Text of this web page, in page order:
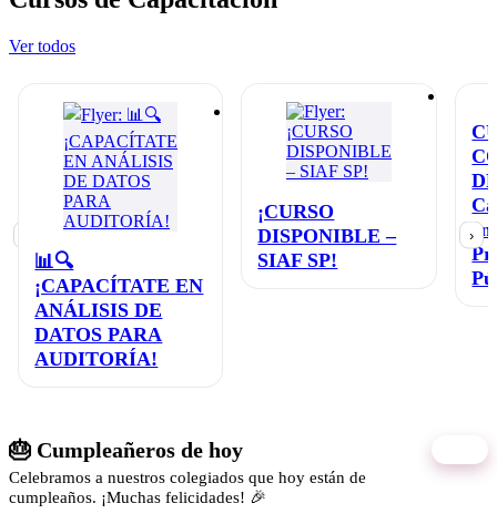
Ver todos
📊🔍
¡CAPACÍTATE EN
ANÁLISIS DE
DATOS PARA
AUDITORÍA!
¡CURSO
DISPONIBLE –
SIAF SP!
en
›
🎂 Cumpleañeros de hoy
Celebramos a nuestros colegiados que hoy están de
cumpleaños. ¡Muchas felicidades! 🎉